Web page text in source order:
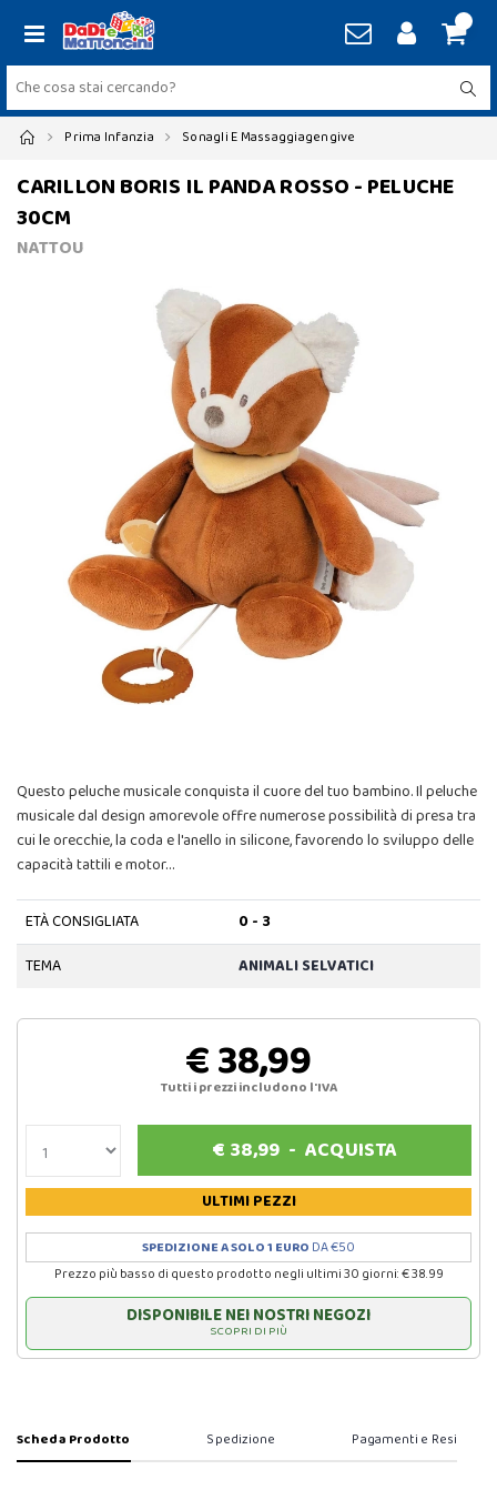
Prima Infanzia Sonagli E Massaggiagengive
CARILLON BORIS IL PANDA ROSSO - PELUCHE
30CM
NATTOU
Questo peluche musicale conquista il cuore del tuo bambino. Il peluche
musicale dal design amorevole offre numerose possibilità di presa tra
cui le orecchie, la coda e l'anello in silicone, favorendo lo sviluppo delle
capacità tattili e motor…
ETÀ CONSIGLIATA
0 - 3
TEMA
ANIMALI SELVATICI
€ 38,99
Tutti i prezzi includono l'IVA
€ 38,99- ACQUISTA
ULTIMI PEZZI
SPEDIZIONE A SOLO 1 EURO DA €50
Prezzo più basso di questo prodotto negli ultimi 30 giorni: € 38.99
DISPONIBILE NEI NOSTRI NEGOZI
SCOPRI DI PIÙ
Scheda Prodotto Spedizione Pagamenti e Resi